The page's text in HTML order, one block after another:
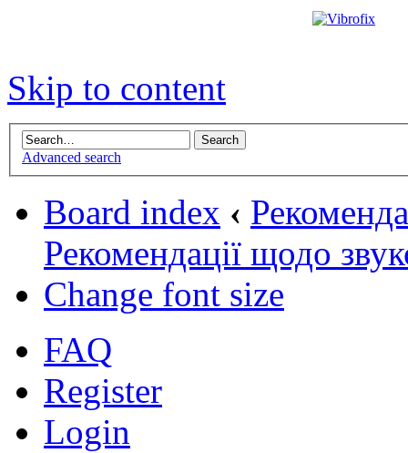
Skip to content
Advanced search
Board index ‹
Рекомендації щодо
Change font size
FAQ
Register
Login